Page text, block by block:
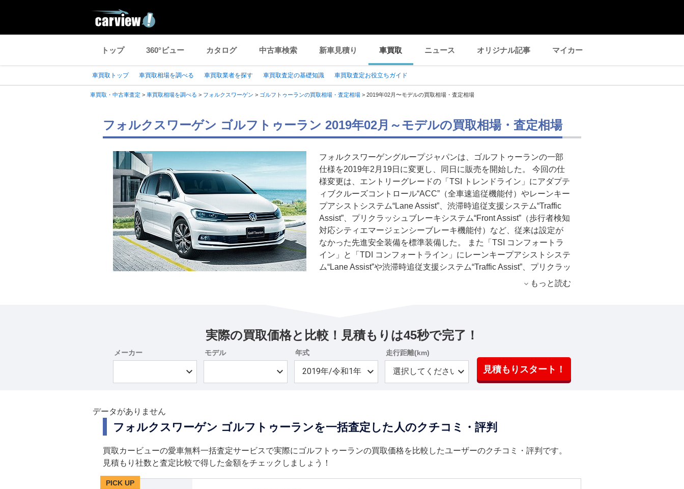
トップ 360°ビュー カタログ 中古車検索 新車見積り 車買取 ニュース オリジナル記事 マイカー
車買取トップ 車買取相場を調べる 車買取業者を探す 車買取査定の基礎知識 車買取査定お役立ちガイド
車買取・中古車査定 > 車買取相場を調べる > フォルクスワーゲン > ゴルフトゥーランの買取相場・査定相場 > 2019年02月〜モデルの買取相場・査定相場
フォルクスワーゲン ゴルフトゥーラン 2019年02月～モデルの買取相場・査定相場
フォルクスワーゲングループジャパンは、ゴルフトゥーランの一部
仕様を2019年2月19日に変更し、同日に販売を開始した。 今回の仕
様変更は、エントリーグレードの「TSI トレンドライン」にアダプテ
ィブクルーズコントロール“ACC”（全車速追従機能付）やレーンキー
プアシストシステム“Lane Assist”、渋滞時追従支援システム“Traffic
Assist”、プリクラッシュブレーキシステム“Front Assist”（歩行者検知
対応シティエマージェンシーブレーキ機能付）など、従来は設定が
なかった先進安全装備を標準装備した。 また「TSI コンフォートラ
イン」と「TDI コンフォートライン」にレーンキープアシストシステ
ム“Lane Assist”や渋滞時追従支援システム“Traffic Assist”、プリクラッ
シュブレーキシステム“Front Assist”（歩行者検知対応シティエマージ
もっと読む
実際の買取価格と比較！見積もりは45秒で完了！
メーカー モデル 年式 走行距離(km)
見積もりスタート！
データがありません
フォルクスワーゲン ゴルフトゥーランを一括査定した人のクチコミ・評判
買取カービューの愛車無料一括査定サービスで実際にゴルフトゥーランの買取価格を比較したユーザーのクチコミ・評判です。
見積もり社数と査定比較で得した金額をチェックしましょう！
PICK UP